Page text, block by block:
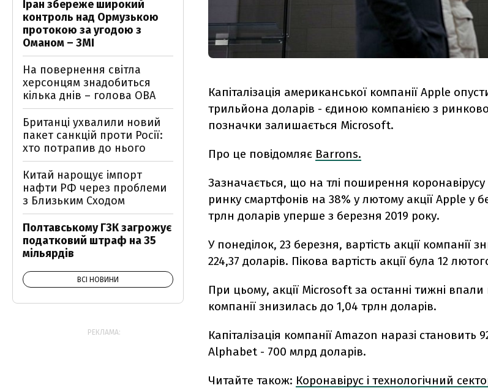
Капіталізація американської компанії Apple
трильйона доларів - єдиною компанією з
позначки залишається Microsoft.
Про це повідомляє Barrons.
Зазначається, що на тлі поширення коронавірусу
ринку смартфонів на 38% у лютому акції Apple у
трлн доларів уперше з березня 2019 року.
У понеділок, 23 березня, вартість акції компанії
224,37 доларів. Пікова вартість акції була 12
При цьому, акції Microsoft за останні тижні впали
компанії знизилась до 1,04 трлн доларів.
Капіталізація компанії Amazon наразі становить
Alphabet - 700 млрд доларів.
Читайте також: Коронавірус і технологічний
Іран збереже широкий
контроль над Ормузькою
протокою за угодою з
Оманом – ЗМІ
На повернення світла
херсонцям знадобиться
кілька днів – голова ОВА
Британці ухвалили новий
пакет санкцій проти Росії:
хто потрапив до нього
Китай нарощує імпорт
нафти РФ через проблеми
з Близьким Сходом
Полтавському ГЗК загрожує
податковий штраф на 35
мільярдів
ВСІ НОВИНИ
РЕКЛАМА: